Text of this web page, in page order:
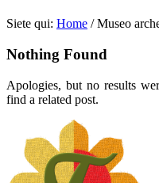
Siete qui: Home / Museo
Nothing Found
Apologies, but no results
find a related post.